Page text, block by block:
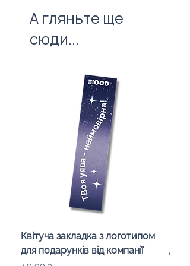
індивідуальний прорахунок та
візуалізацію подарунка з вашим
логотипом.
А гляньте ще
сюди...
Квітуча закладка з логотипом
для подарунків від компанії
для